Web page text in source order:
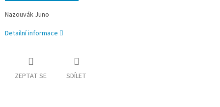
Nazouvák Juno
Detailní informace
ZEPTAT SE SDÍLET